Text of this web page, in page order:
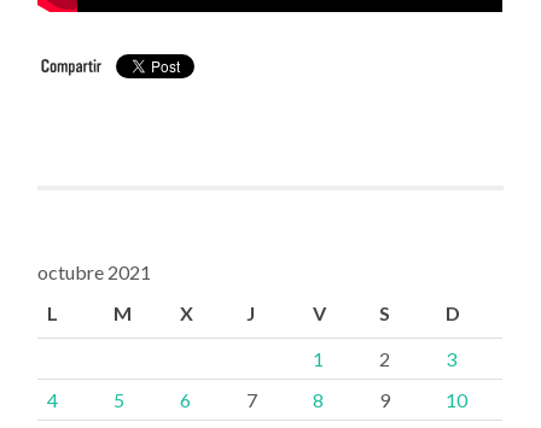
octubre 2021
L
M X J V S D
1 2
3
4
5 6 7 8 9
10